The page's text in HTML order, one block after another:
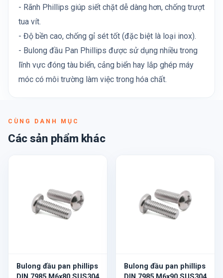
- Rãnh Phillips giúp siết chặt dễ dàng hơn, chống trượt
tua vít.
- Độ bền cao, chống gỉ sét tốt (đặc biệt là loại inox).
- Bulong đầu Pan Phillips được sử dụng nhiều trong
lĩnh vực đóng tàu biển, cảng biển hay lắp ghép máy
móc có môi trường làm việc trong hóa chất.
CÙNG DANH MỤC
Các sản phẩm khác
Bulong đầu pan phillips
Bulong đầu pan phillips